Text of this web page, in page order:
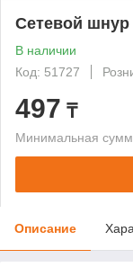
Сетевой шнур
В наличии
Код: 51727
497 ₸
Минимальная
Описание